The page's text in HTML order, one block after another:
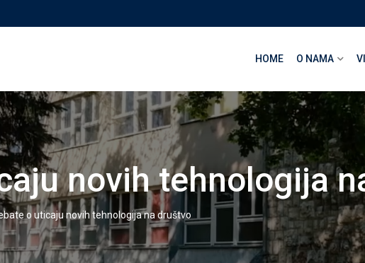
HOME O NAMA
novih tehnologija
o uticaju novih tehnologija na društvo